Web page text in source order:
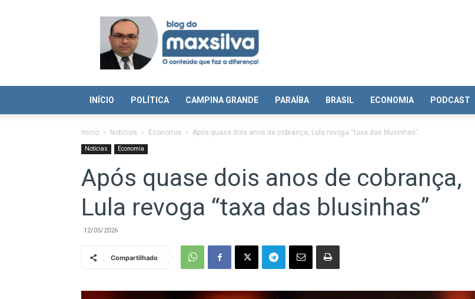
Blog
Max
Silva
INÍCIO POLÍTICA CAMPINA GRANDE PARAÍBA BRASIL ECONOMIA PODCAST
Início Notícias Economia Após quase dois anos de cobrança, Lula revoga “taxa das blusinhas”
Notícias Economia
Após quase dois anos de cobrança,
Lula revoga “taxa das blusinhas”
12/05/2026
Compartilhado